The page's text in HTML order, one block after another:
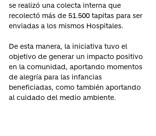
se realizó una colecta interna que
recolectó más de 51.500 tapitas para ser
enviadas a los mismos Hospitales.
De esta manera, la iniciativa tuvo el
objetivo de generar un impacto positivo
en la comunidad, aportando momentos
de alegría para las infancias
beneficiadas, como también aportando
al cuidado del medio ambiente.